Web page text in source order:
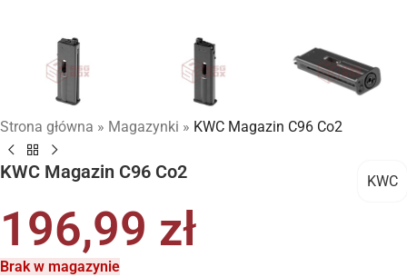
Strona główna » Magazynki » KWC Magazin C96 Co2
KWC Magazin C96 Co2 KWC
196,99 zł
Brak w magazynie